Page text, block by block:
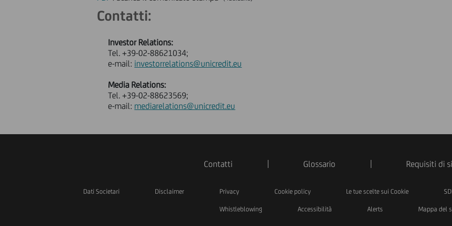
Contatti:
Investor Relations:
Tel. +39-02-88621034;
e-mail: investorrelations@unicredit.eu
Media Relations:
Tel. +39-02-88623569;
e-mail: mediarelations@unicredit.eu
Contatti Glossario Requisiti di
Dati Societari Disclaimer Privacy Cookie policy Le tue scelte sui Cookie
Whistleblowing Accessibilità Alerts Mappa del